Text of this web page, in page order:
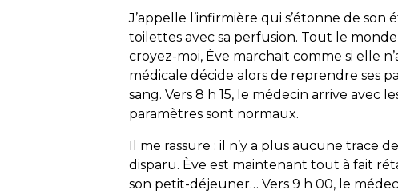
J’appelle l’infirmière qui s’étonne de son
toilettes avec sa perfusion. Tout le
croyez-moi, Ève marchait comme si elle
médicale décide alors de reprendre ses
sang. Vers 8 h 15, le médecin arrive avec
paramètres sont normaux.
Il me rassure : il n’y a plus aucune trace
disparu. Ève est maintenant tout à fait
son petit-déjeuner… Vers 9 h 00, le